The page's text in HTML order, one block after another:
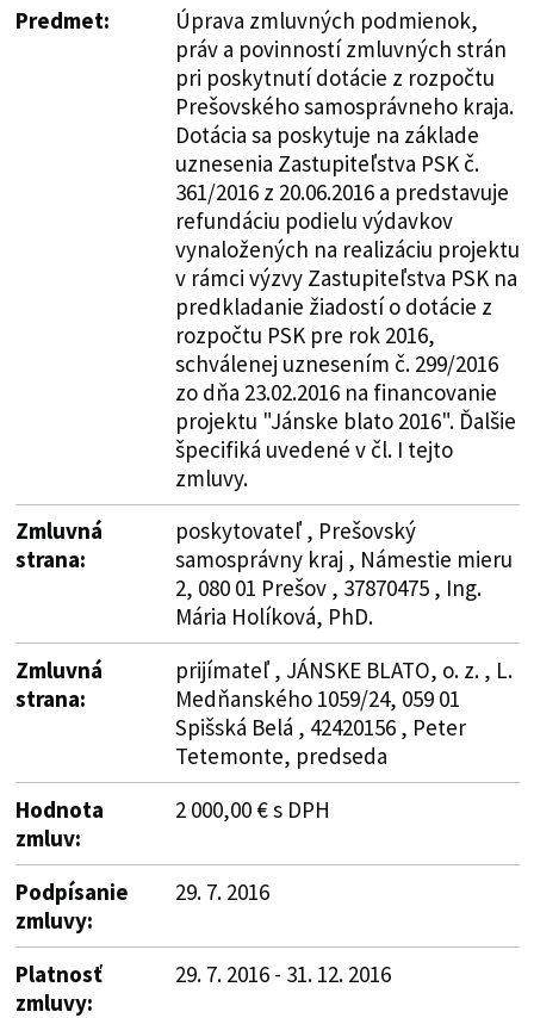
Predmet:
Úprava zmluvných podmienok,
práv a povinností zmluvných strán
pri poskytnutí dotácie z rozpočtu
Prešovského samosprávneho kraja.
Dotácia sa poskytuje na základe
uznesenia Zastupiteľstva PSK č.
361/2016 z 20.06.2016 a predstavuje
refundáciu podielu výdavkov
vynaložených na realizáciu projektu
v rámci výzvy Zastupiteľstva PSK na
predkladanie žiadostí o dotácie z
rozpočtu PSK pre rok 2016,
schválenej uznesením č. 299/2016
zo dňa 23.02.2016 na financovanie
projektu "Jánske blato 2016". Ďalšie
špecifiká uvedené v čl. I tejto
zmluvy.
Zmluvná
strana:
poskytovateľ , Prešovský
samosprávny kraj , Námestie mieru
2, 080 01 Prešov , 37870475 , Ing.
Mária Holíková, PhD.
Zmluvná
strana:
prijímateľ , JÁNSKE BLATO, o. z. , L.
Medňanského 1059/24, 059 01
Spišská Belá , 42420156 , Peter
Tetemonte, predseda
Hodnota
zmluv:
2 000,00 € s DPH
Podpísanie
zmluvy:
29. 7. 2016
Platnosť
zmluvy:
29. 7. 2016 - 31. 12. 2016